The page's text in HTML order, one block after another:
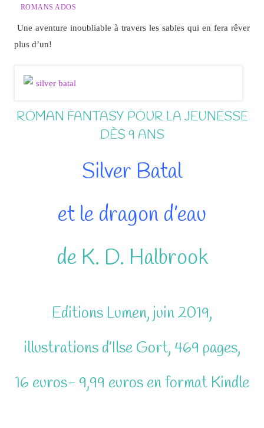
ROMANS ADOS
Une aventure inoubliable à travers les sables qui en fera rêver
plus d’un!
ROMAN FANTASY POUR LA JEUNESSE
DÈS 9 ANS
Silver Batal
et le dragon d’eau
de K. D. Halbrook
Editions Lumen, juin 2019,
illustrations d’Ilse Gort, 469 pages,
16 euros- 9,99 euros en format Kindle